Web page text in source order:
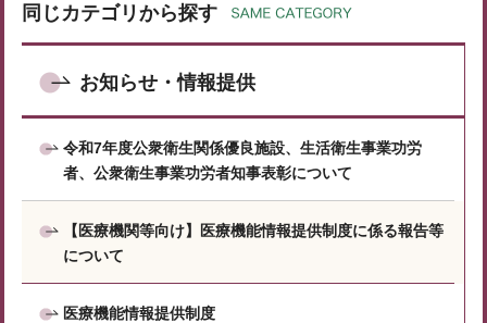
同じカテゴリから探す
お知らせ・情報提供
令和7年度公衆衛生関係優良施設、生活衛生事業功労
者、公衆衛生事業功労者知事表彰について
【医療機関等向け】医療機能情報提供制度に係る報告等
について
医療機能情報提供制度